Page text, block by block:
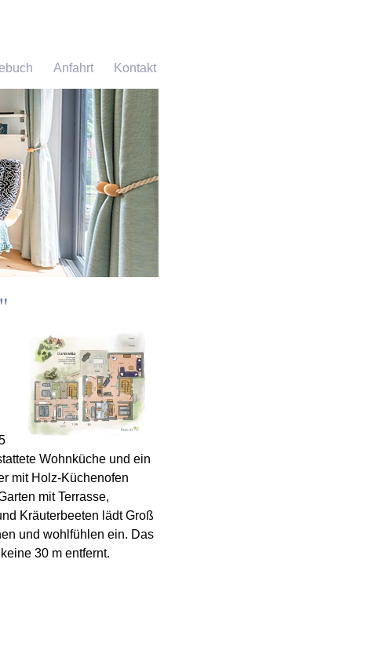
Anfahrt Kontakt
Wohnküche und ein
mit Holz-Küchenofen
mit Terrasse,
Kräuterbeeten lädt Groß
und wohlfühlen ein. Das
30 m entfernt.